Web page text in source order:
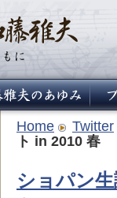
Home
Twitter
ト in 2010 春
ショパン